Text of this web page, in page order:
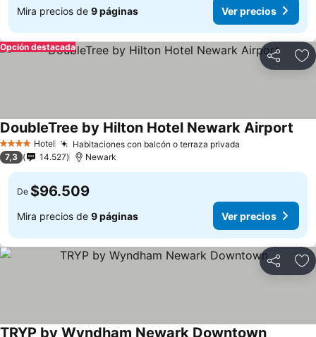
Mira precios de 9 páginas Ver precios
Compartir
Opción destacada
4 EstrellasHotel Habitaciones con balcón o terraza privada
DoubleTree by Hilton Hotel Newark Airport
7,3 14.527 Newark
De $96.509
Mira precios de 9 páginas Ver precios
Compartir
TRYP by Wyndham Newark Downtown